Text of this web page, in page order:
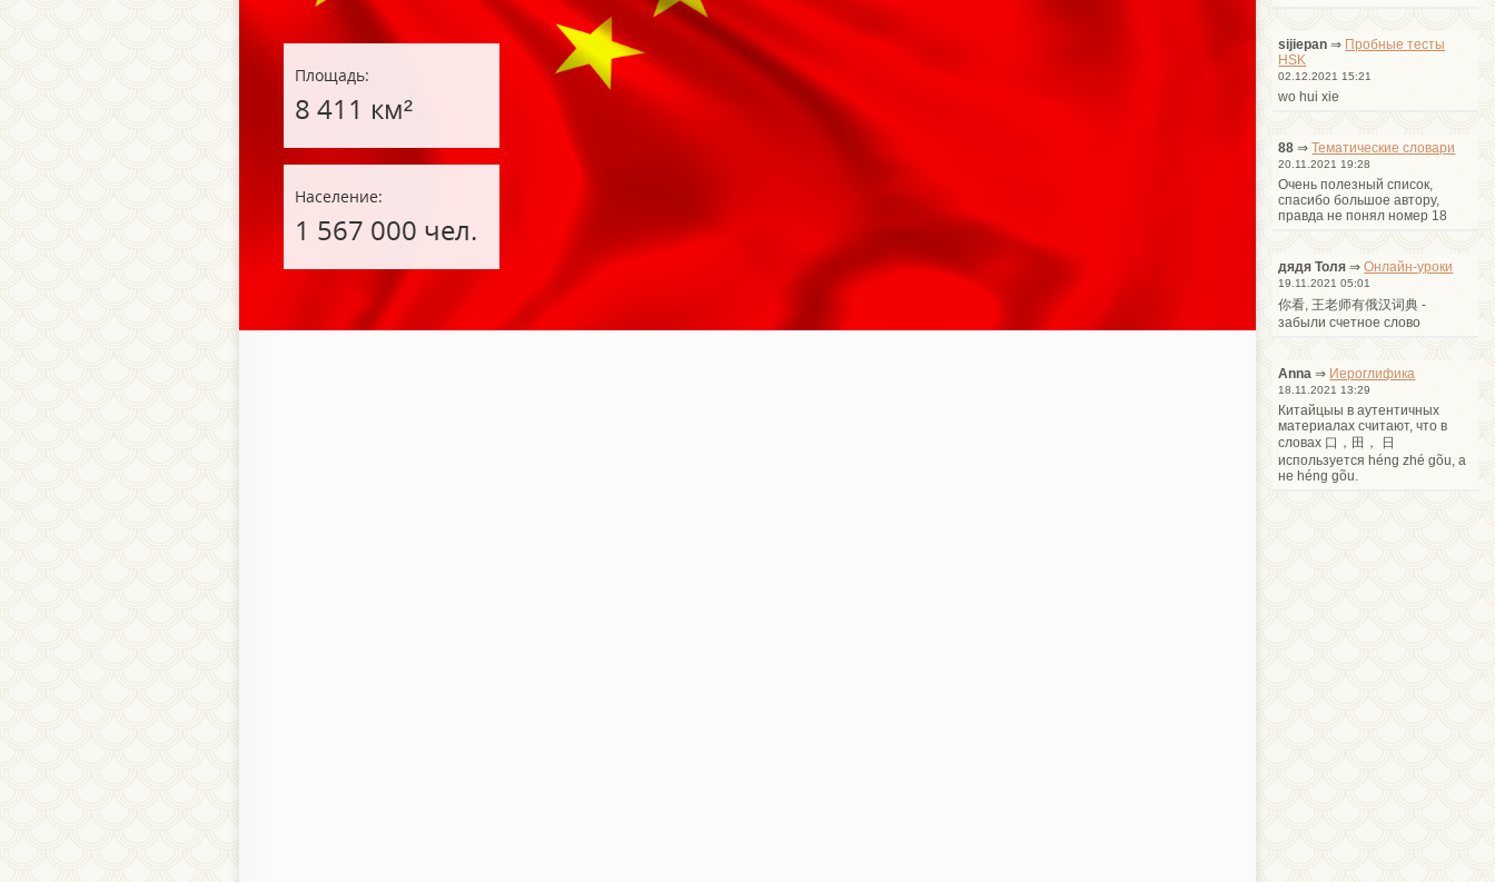
Площадь:
8 411 км²
Население:
1 567 000 чел.
sijiepan ⇒ Пробные тесты
HSK
02.12.2021 15:21
wo hui xie
88 ⇒Тематические словари
20.11.2021 19:28
Очень полезный список,
спасибо большое автору,
правда не понял номер 18
дядя Толя ⇒Онлайн-уроки
19.11.2021 05:01
你看, 王老师有俄汉词典 -
забыли счетное слово
Anna ⇒ Иероглифика
18.11.2021 13:29
Китайцыы в аутентичных
материалах считают, что в
словах 口，田， 日
используется héng zhé gõu, а
не héng gõu.